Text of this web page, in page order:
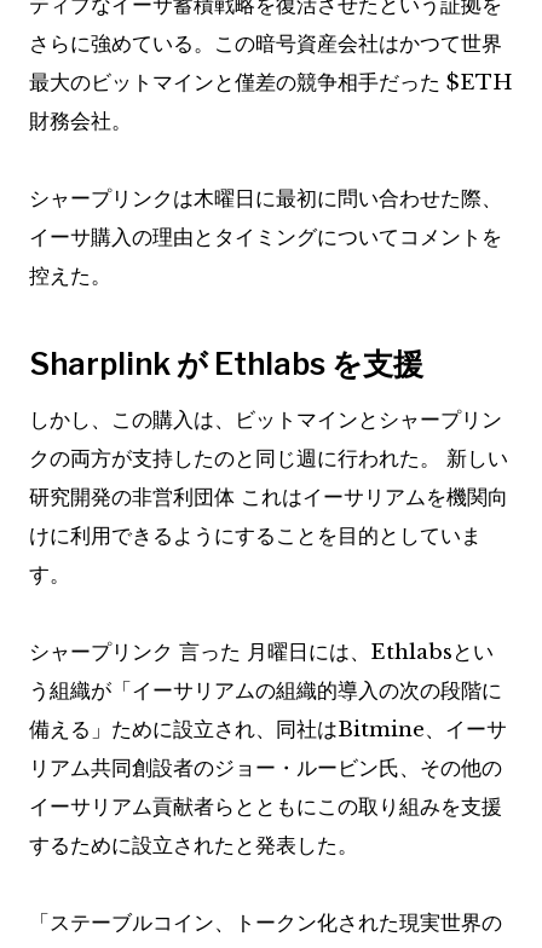
ティブなイーサ蓄積戦略を復活させたという証拠を
さらに強めている。この暗号資産会社はかつて世界
最大のビットマインと僅差の競争相手だった $ETH
財務会社。
シャープリンクは木曜日に最初に問い合わせた際、
イーサ購入の理由とタイミングについてコメントを
控えた。
Sharplink が Ethlabs を支援
しかし、この購入は、ビットマインとシャープリン
クの両方が支持したのと同じ週に行われた。 新しい
研究開発の非営利団体 これはイーサリアムを機関向
けに利用できるようにすることを目的としていま
す。
シャープリンク 言った 月曜日には、Ethlabsとい
う組織が「イーサリアムの組織的導入の次の段階に
備える」ために設立され、同社はBitmine、イーサ
リアム共同創設者のジョー・ルービン氏、その他の
イーサリアム貢献者らとともにこの取り組みを支援
するために設立されたと発表した。
「ステーブルコイン、トークン化された現実世界の